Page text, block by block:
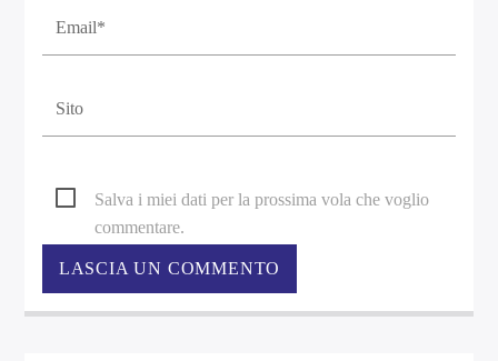
Salva i miei dati per la prossima vola che voglio
commentare.